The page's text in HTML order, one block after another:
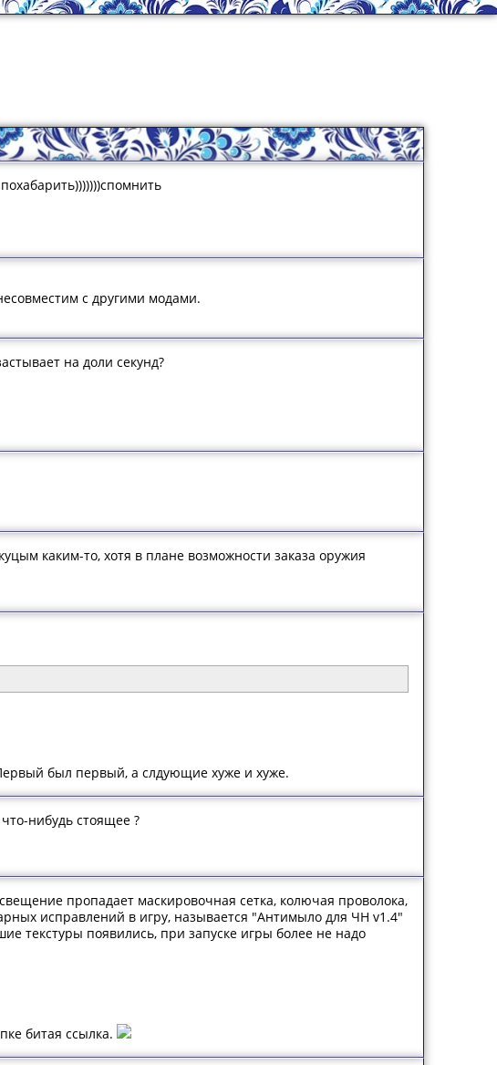
с другими модами.
на доли секунд?
каким-то, хотя в плане возможности заказа оружия
был первый, а слдующие хуже и хуже.
нибудь стоящее ?
пропадает маскировочная сетка, колючая проволока,
исправлений в игру, называется "Антимыло для ЧН v1.4"
текстуры появились, при запуске игры более не надо
битая ссылка.